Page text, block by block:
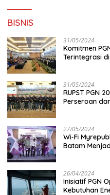
BISNIS
31/05/2024
Komitmen
Terintegrasi
31/05/2024
RUPST PGN
Perseroan
27/05/2024
Wi-Fi
Batam
26/04/2024
Inisiatif PGN
Kebutuhan